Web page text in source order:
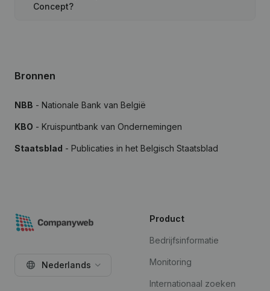
Concept?
Bronnen
NBB - Nationale Bank van België
KBO - Kruispuntbank van Ondernemingen
Staatsblad - Publicaties in het Belgisch Staatsblad
Nederlands
Product
Bedrijfsinformatie
Monitoring
Internationaal zoeken